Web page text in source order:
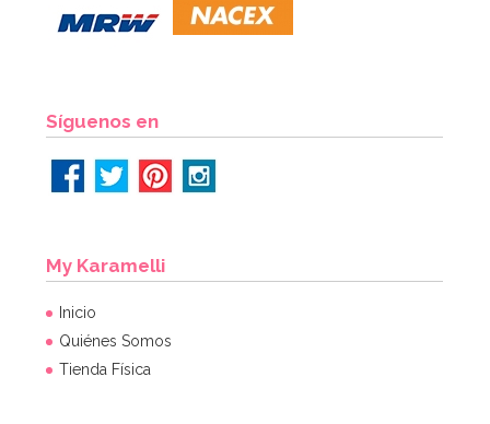
Síguenos en
My Karamelli
Inicio
Quiénes Somos
Tienda Física